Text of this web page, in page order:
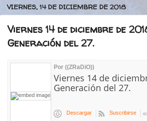
VIERNES, 14 DE DICIEMBRE DE 2018
Viernes 14 de diciembre de
Generación del 27.